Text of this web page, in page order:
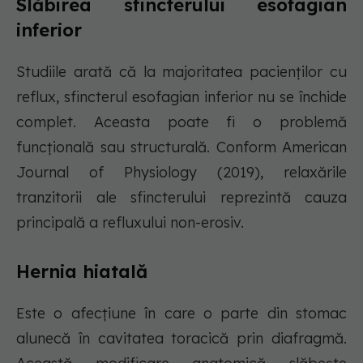
Slăbirea sfincterului esofagian
inferior
Studiile arată că la majoritatea pacienților cu
reflux, sfincterul esofagian inferior nu se închide
complet. Aceasta poate fi o problemă
funcțională sau structurală. Conform American
Journal of Physiology (2019), relaxările
tranzitorii ale sfincterului reprezintă cauza
principală a refluxului non-erosiv.
Hernia hiatală
Este o afecțiune în care o parte din stomac
alunecă în cavitatea toracică prin diafragmă.